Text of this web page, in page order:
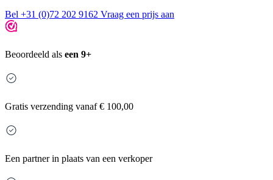
Bel +31 (0)72 202 9162 Vraag een prijs aan
Beoordeeld als een 9+
Gratis verzending vanaf € 100,00
Een partner in plaats van een verkoper